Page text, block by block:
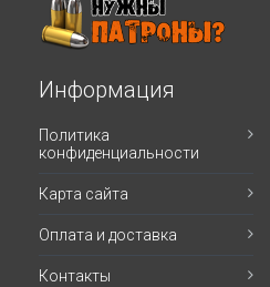
Информация
Политика
конфиденциальности
Карта сайта
Оплата и доставка
Контакты